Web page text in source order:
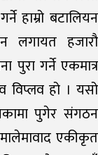
हाम्रो बटालियन
लगायत हजारौ
पुरा गर्ने एकमात्र
विप्लव हो । यसो
पुगेर संगठन
एकीकृत